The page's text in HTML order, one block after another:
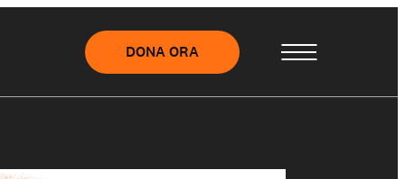
DONA ORA